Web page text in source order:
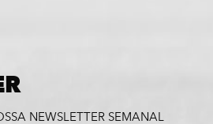
NEWSLETTER SEMANAL